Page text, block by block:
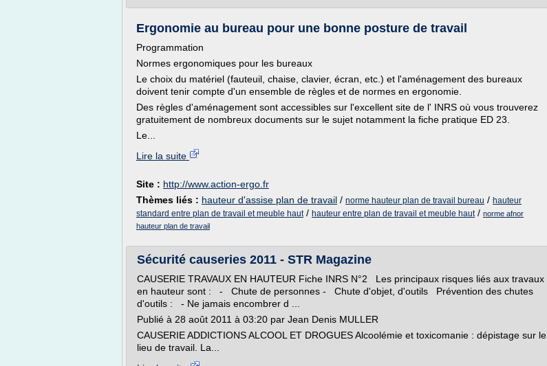
Ergonomie au bureau pour une bonne posture de travail
Programmation
Normes ergonomiques pour les bureaux
Le choix du matériel (fauteuil, chaise, clavier, écran, etc.) et l'aménagement des bureaux
doivent tenir compte d'un ensemble de règles et de normes en ergonomie.
Des règles d'aménagement sont accessibles sur l'excellent site de l' INRS où vous trouverez
gratuitement de nombreux documents sur le sujet notamment la fiche pratique ED 23.
Le...
Lire la suite
Site : http://www.action-ergo.fr
Thèmes liés : hauteur d'assise plan de travail / norme hauteur plan de travail bureau / hauteur
standard entre plan de travail et meuble haut/ hauteur entre plan de travail et meuble haut/ norme afnor
hauteur plan de travail
Sécurité causeries 2011 - STR Magazine
CAUSERIE TRAVAUX EN HAUTEUR Fiche INRS N°2 Les principaux risques liés aux travaux
en hauteur sont : - Chute de personnes - Chute d'objet, d'outils Prévention des chutes
d'outils : - Ne jamais encombrer d ...
Publié à 28 août 2011 à 03:20 par Jean Denis MULLER
CAUSERIE ADDICTIONS ALCOOL ET DROGUES Alcoolémie et toxicomanie : dépistage sur le
lieu de travail. La...